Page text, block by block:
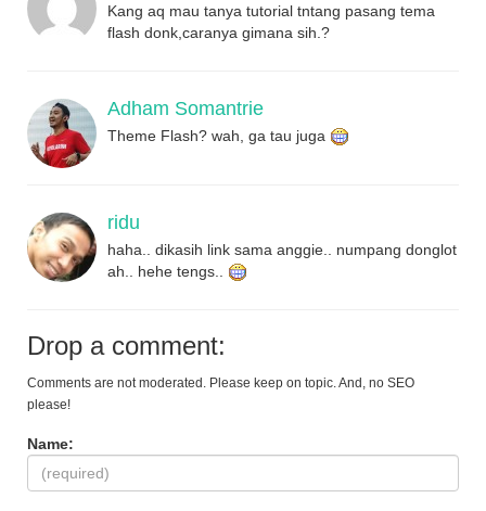
Kang aq mau tanya tutorial tntang pasang tema
flash donk,caranya gimana sih.?
Adham Somantrie
Theme Flash? wah, ga tau juga
ridu
haha.. dikasih link sama anggie.. numpang donglot
ah.. hehe tengs..
Drop a comment:
Comments are not moderated. Please keep on topic. And, no SEO
please!
Name: